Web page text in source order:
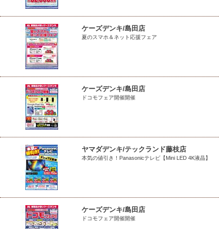
ケーズデンキ/島田店
夏のスマホ＆ネット応援フェア
ケーズデンキ/島田店
ドコモフェア開催開催
ヤマダデンキ/テックランド藤枝店
本気の値引き！Panasonicテレビ【Mini LED 4K液晶】
ケーズデンキ/島田店
ドコモフェア開催開催